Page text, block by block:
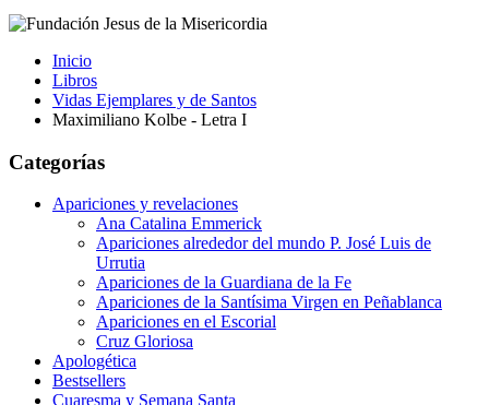
Inicio
Libros
Vidas Ejemplares y de Santos
Maximiliano Kolbe - Letra I
Categorías
Apariciones y revelaciones
Ana Catalina Emmerick
Apariciones alrededor del mundo P. José Luis de
Urrutia
Apariciones de la Guardiana de la Fe
Apariciones de la Santísima Virgen en Peñablanca
Apariciones en el Escorial
Cruz Gloriosa
Apologética
Bestsellers
Cuaresma y Semana Santa